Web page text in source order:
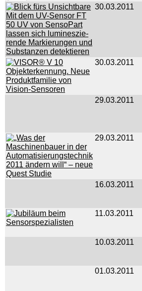
30.03.2011
30.03.2011
29.03.2011
29.03.2011
16.03.2011
11.03.2011
10.03.2011
01.03.2011